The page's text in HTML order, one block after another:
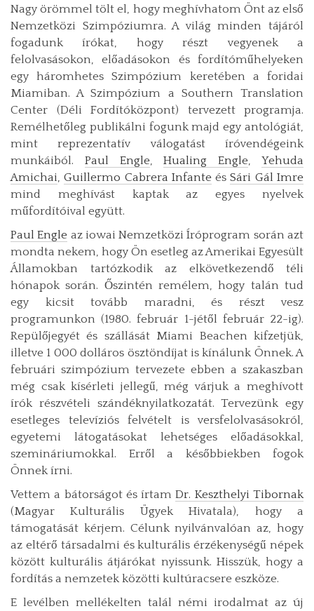
Nagy örömmel tölt el, hogy meghívhatom Önt az első
Nemzetközi Szimpóziumra. A világ minden tájáról
fogadunk írókat, hogy részt vegyenek a
felolvasásokon, előadásokon és fordítóműhelyeken
egy háromhetes Szimpózium keretében a foridai
Miamiban. A Szimpózium a Southern Translation
Center (Déli Fordítóközpont) tervezett programja.
Remélhetőleg publikálni fogunk majd egy antológiát,
mint reprezentatív válogatást íróvendégeink
munkáiból. Paul Engle,Hualing Engle,Yehuda
Amichai,Guillermo Cabrera InfanteésSári Gál Imre
mind meghívást kaptak az egyes nyelvek
műfordítóival együtt.
Paul Engle az iowai Nemzetközi Íróprogram során azt
mondta nekem, hogy Ön esetleg az Amerikai Egyesült
Államokban tartózkodik az elkövetkezendő téli
hónapok során. Őszintén remélem, hogy talán tud
egy kicsit tovább maradni, és részt vesz
programunkon (1980. február 1-jétől február 22-ig).
Repülőjegyét és szállását Miami Beachen kifzetjük,
illetve 1 000 dolláros ösztöndíjat is kínálunk Önnek. A
februári szimpózium tervezete ebben a szakaszban
még csak kísérleti jellegű, még várjuk a meghívott
írók részvételi szándéknyilatkozatát. Tervezünk egy
esetleges televíziós felvételt is versfelolvasásokról,
egyetemi látogatásokat lehetséges előadásokkal,
szemináriumokkal. Erről a későbbiekben fogok
Önnek írni.
Vettem a bátorságot és írtamDr. Keszthelyi Tibornak
(Magyar Kulturális Ügyek Hivatala), hogy a
támogatását kérjem. Célunk nyilvánvalóan az, hogy
az eltérő társadalmi és kulturális érzékenységű népek
között kulturális átjárókat nyissunk. Hisszük, hogy a
fordítás a nemzetek közötti kultúracsere eszköze.
E levélben mellékelten talál némi irodalmat az új